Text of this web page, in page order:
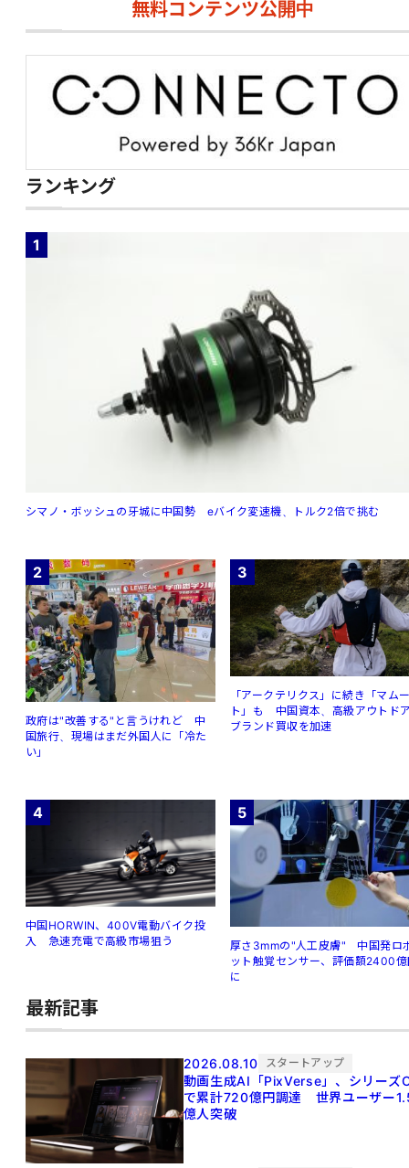
無料コンテンツ公開中
ランキング
1
シマノ・ボッシュの牙城に中国勢 eバイク変速機、トルク2倍で挑む
2
政府は"改善する"と言うけれど 中
国旅行、現場はまだ外国人に「冷た
い」
3
「アークテリクス」に続き「マム
ト」も 中国資本、高級アウトド
ブランド買収を加速
4
中国HORWIN、400V電動バイク投
入 急速充電で高級市場狙う
5
厚さ3mmの"人工皮膚" 中国発ロ
ット触覚センサー、評価額2400
に
最新記事
2026.08.10 スタートアップ
動画生成AI「PixVerse」、シリーズ
で累計720億円調達 世界ユーザー
億人突破